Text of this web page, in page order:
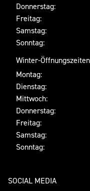
Donnerstag:
Freitag:
Samstag:
Sonntag:
Winter-
Montag:
Dienstag:
Mittwoch:
Donnerstag:
Freitag:
Samstag:
Sonntag:
SOCIAL MEDIA